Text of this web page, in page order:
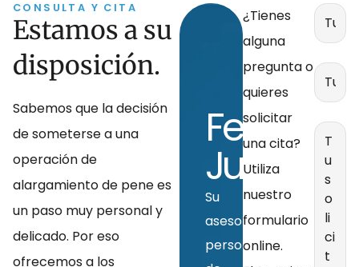
CONSULTA Y CITA
Estamos a su
disposición.
Sabemos que la decisión
de someterse a una
operación de
alargamiento de pene es
un paso muy personal y
delicado. Por eso
ofrecemos a los
Felix
Jung
Su
asesor
personal
¿Tienes
alguna
pregunta o
quieres
solicitar
una cita?
Utiliza
nuestro
formulario
online.
en
con